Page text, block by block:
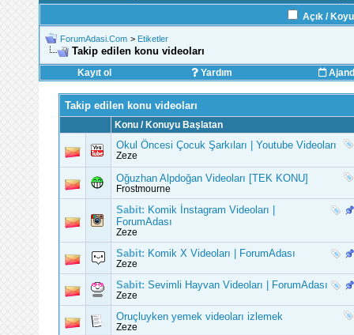
Açık /
ForumAdasi.Com > Etiketler
Takip edilen konu videoları
Kayıt ol Yardım
Takip edilen konu videoları
Konu / Konuyu Başlatan
Okul Öncesi Çocuk Şarkıları | Youtube Videoları
Zeze
Oğuzhan Alpdoğan Videoları [TEK KONU]
Frostmourne
Sabit: Komik İnstagram Videoları |
ForumAdası
Zeze
Sabit: Komik X Videoları | ForumAdası
Zeze
Sabit: Sevimli Hayvan Videoları | ForumAdası
Zeze
Oruçluyken yemek videoları izlemek
Zeze